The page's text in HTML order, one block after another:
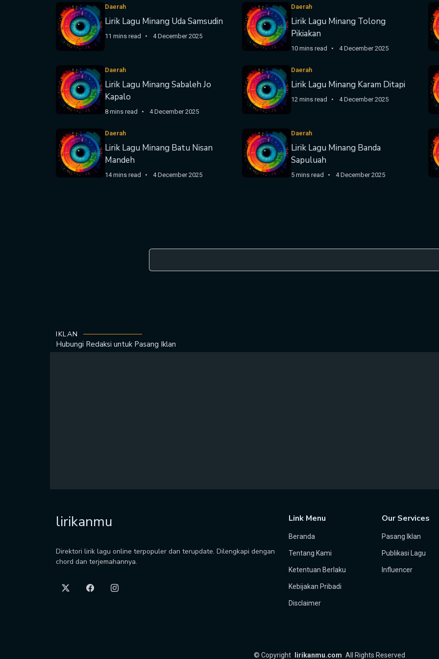
Daerah
Lirik Lagu Minang Uda Samsudin
11 mins read 4 December 2025
Daerah
Lirik Lagu Minang Tolong
Pikiakan
10 mins read 4 December 2025
Daerah
Lirik Lagu Minang Sabaleh Jo
Kapalo
8 mins read 4 December 2025
Daerah
Lirik Lagu Minang Karam Ditapi
12 mins read 4 December 2025
Daerah
Lirik Lagu Minang Batu Nisan
Mandeh
14 mins read 4 December 2025
Daerah
Lirik Lagu Minang Banda
Sapuluah
5 mins read 4 December 2025
IKLAN
Hubungi Redaksi untuk Pasang Iklan
lirikanmu
Direktori lirik lagu online terpopuler dan terupdate. Dilengkapi dengan
chord dan terjemahannya.
Link Menu
Beranda
Tentang Kami
Ketentuan Berlaku
Kebijakan Pribadi
Disclaimer
Our Services
Pasang Iklan
Publikasi Lagu
Influencer
© Copyright lirikanmu.com All Rights Reserved